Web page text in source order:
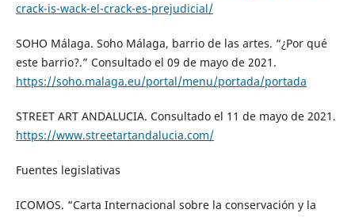
crack-is-wack-el-crack-es-prejudicial/
SOHO Málaga. Soho Málaga, barrio de las artes. “¿Por qué
este barrio?.” Consultado el 09 de mayo de 2021.
https://soho.malaga.eu/portal/menu/portada/portada
STREET ART ANDALUCIA. Consultado el 11 de mayo de 2021.
https://www.streetartandalucia.com/
Fuentes legislativas
ICOMOS. “Carta Internacional sobre la conservación y la